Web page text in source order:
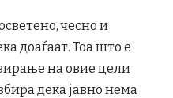
чесно и
доаѓаат. Тоа што е
на овие цели
дека јавно нема